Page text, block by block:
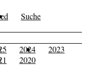
Suche
2024
2023
2020